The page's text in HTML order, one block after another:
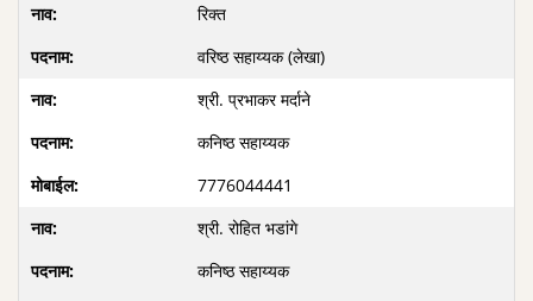
रिक्त
वरिष्ठ सहाय्यक (लेखा)
श्री. प्रभाकर मर्दाने
कनिष्ठ सहाय्यक
7776044441
श्री. रोहित भडांगे
कनिष्ठ सहाय्यक